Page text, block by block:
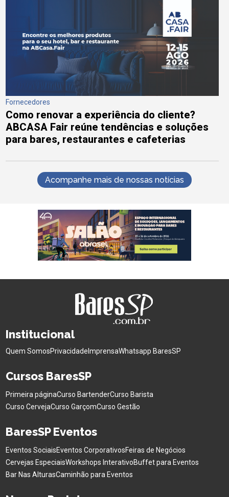
Fornecedores
Como renovar a experiência do cliente?
ABCASA Fair reúne tendências e soluções
para bares, restaurantes e cafeterias
Acompanhe mais de nossas notícias
Institucional
Quem SomosPrivacidade ImprensaWhatsapp BaresSP
Cursos BaresSP
Primeira páginaCurso BartenderCurso Barista
Curso CervejaCurso GarçomCurso Gestão
BaresSP Eventos
Eventos SociaisEventos CorporativosFeiras de Negócios
Cervejas EspeciaisWorkshops InterativoBuffet para Eventos
Bar Nas AlturasCaminhão para Eventos